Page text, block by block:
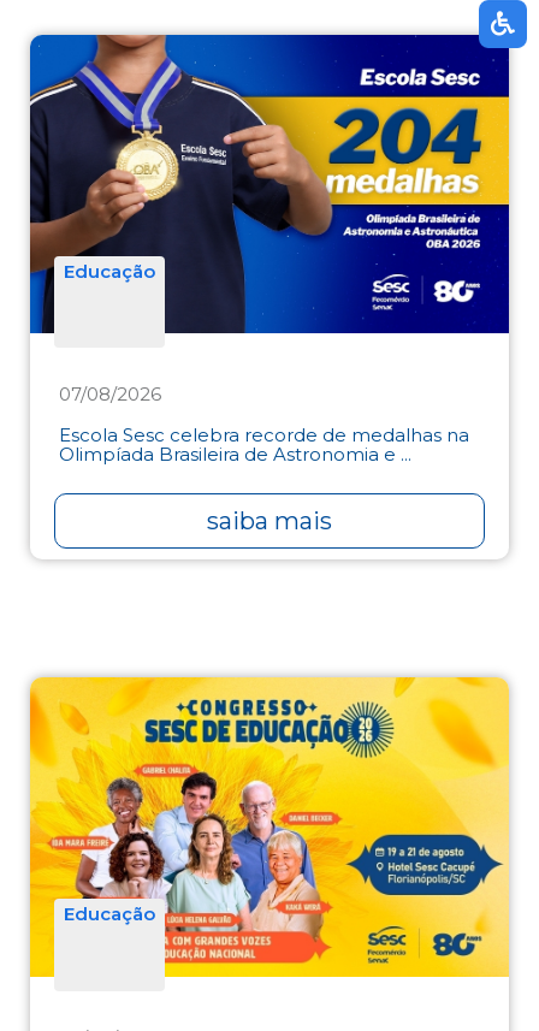
Educação
07/08/2026
Escola Sesc celebra recorde de medalhas na
Olimpíada Brasileira de Astronomia e ...
saiba mais
Educação